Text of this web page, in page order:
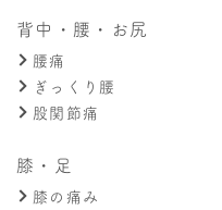
背中・腰・お尻
腰痛
ぎっくり腰
股関節痛
膝・足
膝の痛み